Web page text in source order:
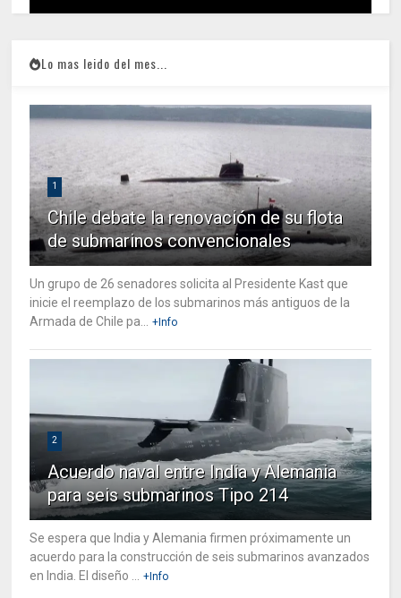
Lo mas leido del mes...
1
Chile debate la renovación de su flota
de submarinos convencionales
Un grupo de 26 senadores solicita al Presidente Kast que
inicie el reemplazo de los submarinos más antiguos de la
Armada de Chile pa...
+Info
2
Acuerdo naval entre India y Alemania
para seis submarinos Tipo 214
Se espera que India y Alemania firmen próximamente un
acuerdo para la construcción de seis submarinos avanzados
en India. El diseño ...
+Info